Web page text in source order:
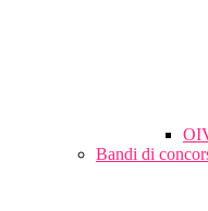
Bandi di